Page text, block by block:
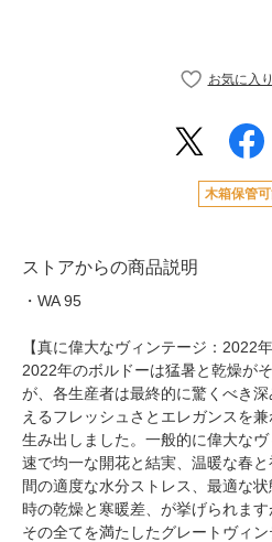
木箱保管
ストアからの商品説明
・WA 95
【真に偉大なヴィンテージ：2022年
2022年のボルドーは猛暑と乾燥が
が、各生産者は最終的に驚くべき
えるフレッシュさとエレガンスを
生み出しました。一般的に偉大な
速で均一な開花と結実、温暖な春
間の適度な水分ストレス、最適な
時の乾燥と寒暖差、が挙げられま
その全てを満たしたグレートヴィン